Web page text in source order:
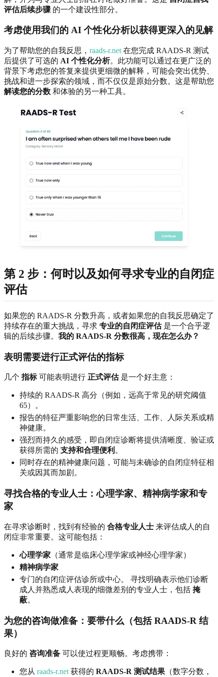
评估后续步骤 的一个建设性部分。
考虑使用我们的 AI 个性化分析以获得更深入的见解
为了帮助您的自我反思， raads-r.net 在您完成 RAADS-R 测试
后提供了可选的 AI 个性化分析。此功能可以通过在更广泛的
背景下考虑您的答复来提供更细微的解释，可能会突出优势、
挑战和进一步探索的领域，而不仅仅是原始分数。这是帮助您
解读您的分数 和体验的另一种工具。
第 2 步：何时以及如何寻求专业的自闭症
评估
如果您的 RAADS-R 分数升高，或者如果您的自我反思确定了
持续存在的重大挑战，寻求 专业的自闭症评估是一个合乎逻
辑的后续步骤。 我的 RAADS-R 分数很高，现在怎么办？
表明需要进行正式评估的指标
几个 指标可能表明进行 正式评估是一个好主意：
持续的 RAADS-R 高分（例如，远高于常见的研究阈值
65）。
报告的特征严重影响您的日常生活、工作、人际关系或精
神健康。
强烈而持久的感受，即自闭症诊断将提供清晰度、验证或
获得所需的 支持和合理便利 。
同时存在的精神健康问题，可能与未确诊的自闭症特征相
关或因其而加剧。
寻找合格的专业人士：心理学家、精神病学家和专
家
在寻求诊断时，找到有经验的 合格专业人士 来评估成人的自
闭症非常重要。这可能包括：
心理学家 （通常是临床心理学家或神经心理学家）
精神病学家
专门的自闭症评估诊所或中心。 寻找明确表示他们诊断
成人并熟悉成人表现的细微差别的专业人士，包括 掩
蔽。
为您的咨询做准备：要带什么（包括 RAADS-R 结
果）
良好的 咨询准备 可以使过程更顺畅。考虑携带：
您从 raads-r.net 获得的 RAADS-R 测试结果 （数字分数，